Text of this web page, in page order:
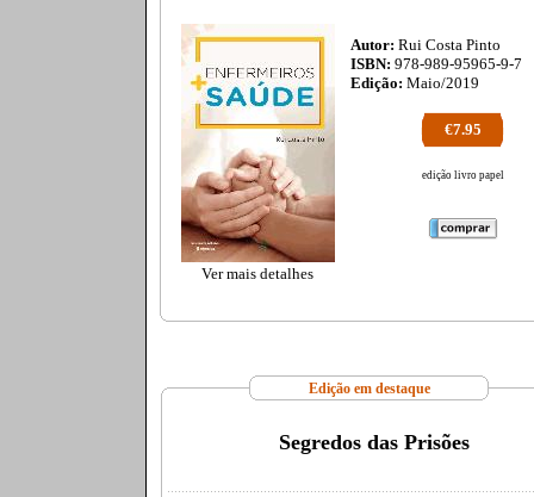
Autor: Rui Costa Pinto
ISBN: 978-989-95965-9-7
Edição: Maio/2019
€7.95
edição livro papel
Ver mais detalhes
Edição em destaque
Segredos das Prisões